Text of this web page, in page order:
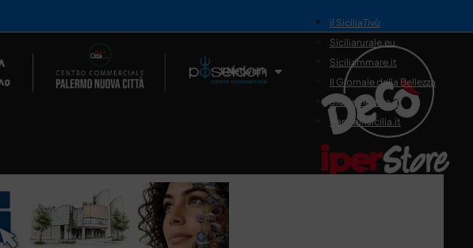
Il Network
il SiciliaTivù
Siciliarurale.eu
Siciliammare.it
Il Giornale della Bellezza
Siciliamedica.it
Sanitainsicilia.it